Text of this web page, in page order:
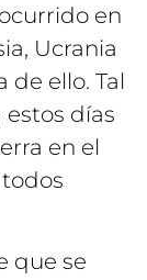
en
Ucrania
de ello. Tal
estos días
en el
que se